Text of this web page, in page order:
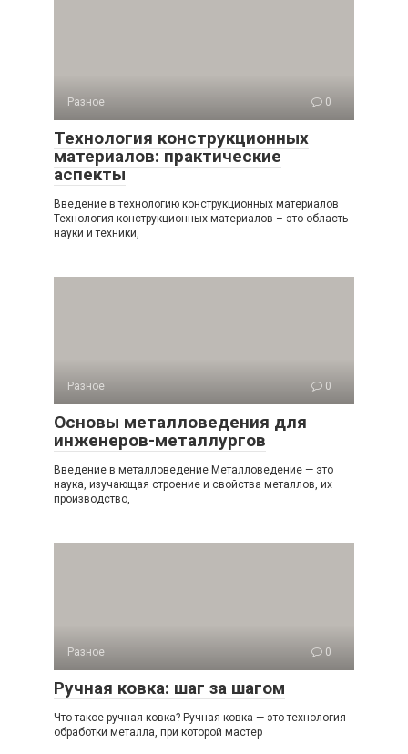
Разное 0
Технология конструкционных
материалов: практические
аспекты
Введение в технологию конструкционных материалов
Технология конструкционных материалов – это область
науки и техники,
Разное 0
Основы металловедения для
инженеров-металлургов
Введение в металловедение Металловедение — это
наука, изучающая строение и свойства металлов, их
производство,
Разное 0
Ручная ковка: шаг за шагом
Что такое ручная ковка? Ручная ковка — это технология
обработки металла, при которой мастер